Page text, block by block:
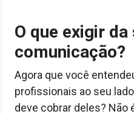
O que exigir
comunicação?
Agora que você
profissionais ao seu
deve cobrar deles? Não